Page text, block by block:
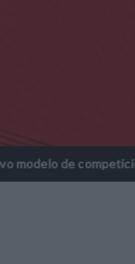
de competición -